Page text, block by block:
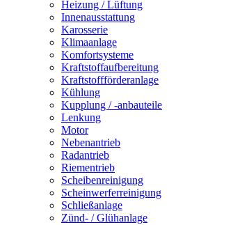
Heizung / Lüftung
Innenausstattung
Karosserie
Klimaanlage
Komfortsysteme
Kraftstoffaufbereitung
Kraftstoffförderanlage
Kühlung
Kupplung / -anbauteile
Lenkung
Motor
Nebenantrieb
Radantrieb
Riementrieb
Scheibenreinigung
Scheinwerferreinigung
Schließanlage
Zünd- / Glühanlage